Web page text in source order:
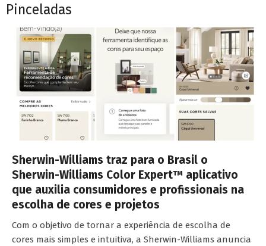
Pinceladas
Sherwin-Williams traz para o Brasil o
Sherwin-Williams Color Expert™ aplicativo
que auxilia consumidores e profissionais na
escolha de cores e projetos
Com o objetivo de tornar a experiência de escolha de
cores mais simples e intuitiva, a Sherwin-Williams anuncia